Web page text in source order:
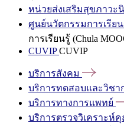
หน่วยส่งเสริมสุขภาวะ
ศูนย์นวัตกรรมการเรียน
การเรียนรู้ (Chula
CUVIPCUVIP
บริการสังคม
บริการทดสอบและวิชา
บริการทางการแพทย์
บริการตรวจวิเคราะห์